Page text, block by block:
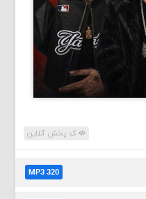
کد پخش آنلاین
MP3 320